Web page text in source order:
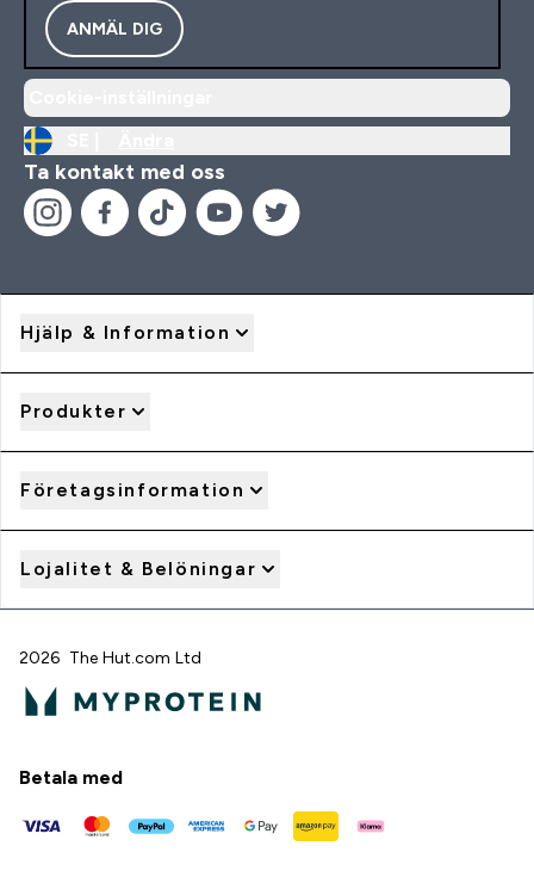
ANMÄL DIG
Ta kontakt med oss
Hjälp & Information
Produkter
Företagsinformation
Lojalitet & Belöningar
2026 The Hut.com Ltd
Betala med